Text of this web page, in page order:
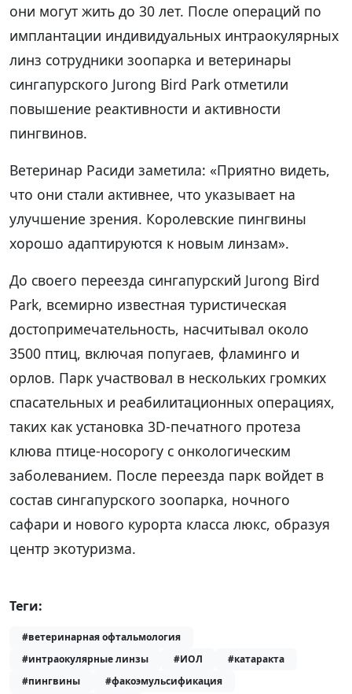
они могут жить до 30 лет. После операций по
имплантации индивидуальных интраокулярных
линз сотрудники зоопарка и ветеринары
сингапурского Jurong Bird Park отметили
повышение реактивности и активности
пингвинов.
Ветеринар Расиди заметила: «Приятно видеть,
что они стали активнее, что указывает на
улучшение зрения. Королевские пингвины
хорошо адаптируются к новым линзам».
До своего переезда сингапурский Jurong Bird
Park, всемирно известная туристическая
достопримечательность, насчитывал около
3500 птиц, включая попугаев, фламинго и
орлов. Парк участвовал в нескольких громких
спасательных и реабилитационных операциях,
таких как установка 3D-печатного протеза
клюва птице-носорогу с онкологическим
заболеванием. После переезда парк войдет в
состав сингапурского зоопарка, ночного
сафари и нового курорта класса люкс, образуя
центр экотуризма.
Теги:
#ветеринарная офтальмология
#интраокулярные линзы
#ИОЛ
#катаракта
#пингвины
#факоэмульсификация